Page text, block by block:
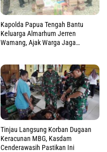
Kapolda Papua Tengah Bantu
Keluarga Almarhum Jerren
Wamang, Ajak Warga Jaga
Tinjau Langsung Korban Dugaan
Keracunan MBG, Kasdam
Cenderawasih Pastikan Ini